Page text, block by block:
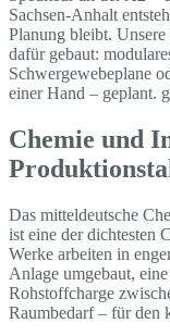
Sachsen-Anhalt
Planung bleibt.
dafür gebaut:
Schwergewebeplane
einer Hand – geplant.
Chemie und
Das mitteldeutsche
ist eine der dichtesten
Werke arbeiten in
Anlage umgebaut,
Rohstoffcharge
Raumbedarf – für den